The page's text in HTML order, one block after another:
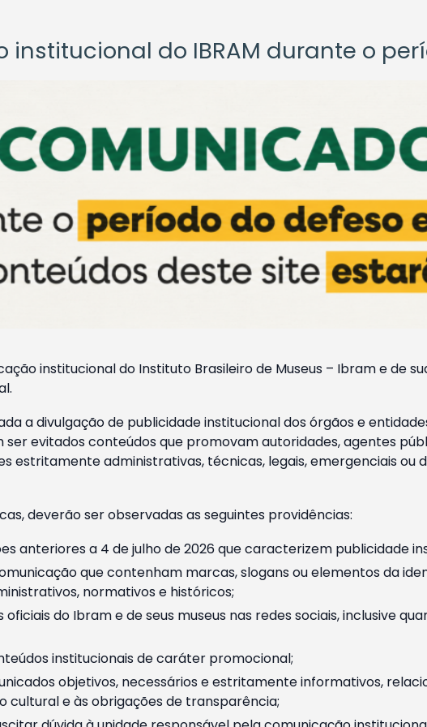
do IBRAM durante o
institucional do Instituto Brasileiro de Museus – Ibram e de
a divulgação de publicidade institucional dos órgãos e
evitados conteúdos que promovam autoridades, agentes
estritamente administrativas, técnicas, legais, emergenciais ou
deverão ser observadas as seguintes providências:
anteriores a 4 de julho de 2026 que caracterizem publicidade
que contenham marcas, slogans ou elementos da
normativos e históricos;
do Ibram e de seus museus nas redes sociais, inclusive
institucionais de caráter promocional;
objetivos, necessários e estritamente informativos,
cultural e às obrigações de transparência;